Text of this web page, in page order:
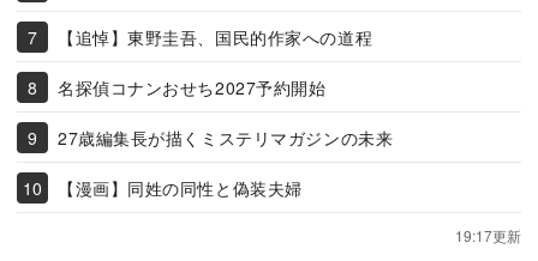
【追悼】東野圭吾、国民的作家への道程
名探偵コナンおせち2027予約開始
27歳編集長が描くミステリマガジンの未来
【漫画】同姓の同性と偽装夫婦
19:17更新